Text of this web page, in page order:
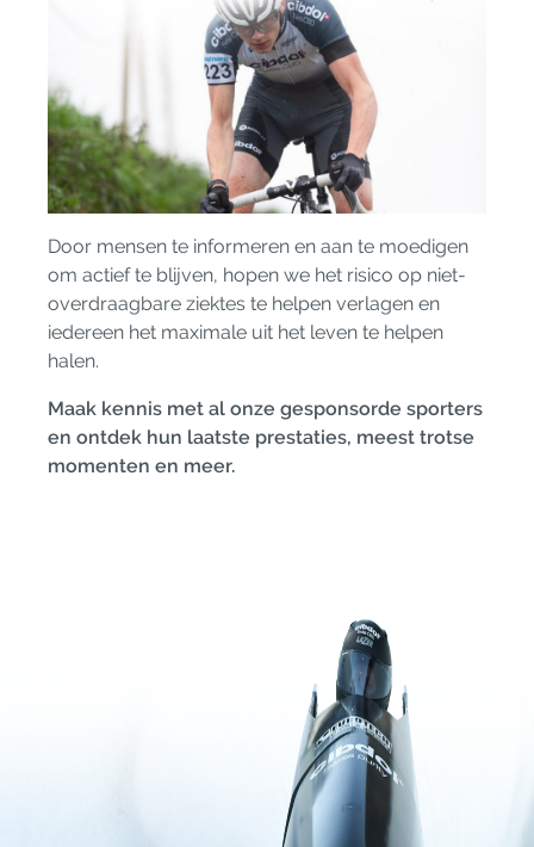
Door mensen te informeren en aan te moedigen
om actief te blijven, hopen we het risico op niet-
overdraagbare ziektes te helpen verlagen en
iedereen het maximale uit het leven te helpen
halen.
Maak kennis met al onze gesponsorde sporters
en ontdek hun laatste prestaties, meest trotse
momenten en meer.